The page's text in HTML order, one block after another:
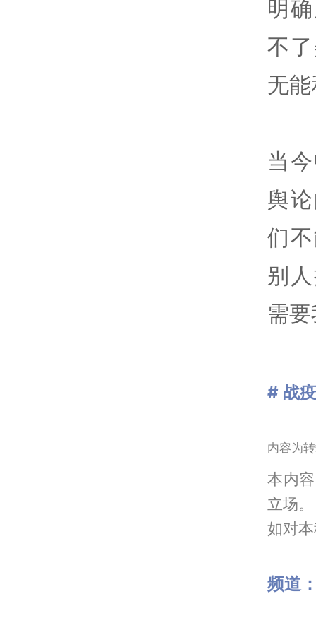
明
不
无
当
舆
们
别
需
# 战
内容为
本内
立场。
如对
频道